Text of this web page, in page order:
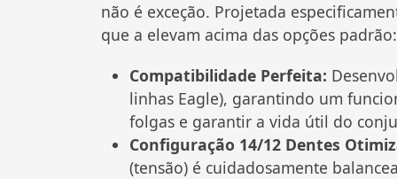
não é exceção. Projetada
que a elevam acima das opções padrão:
Compatibilidade Perfeita:
linhas Eagle), garantindo um
folgas e garantir a vida útil do
Configuração 14/12 Dentes
(tensão) é cuidadosamente